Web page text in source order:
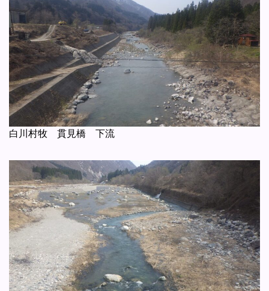
白川村牧 貫見橋 下流